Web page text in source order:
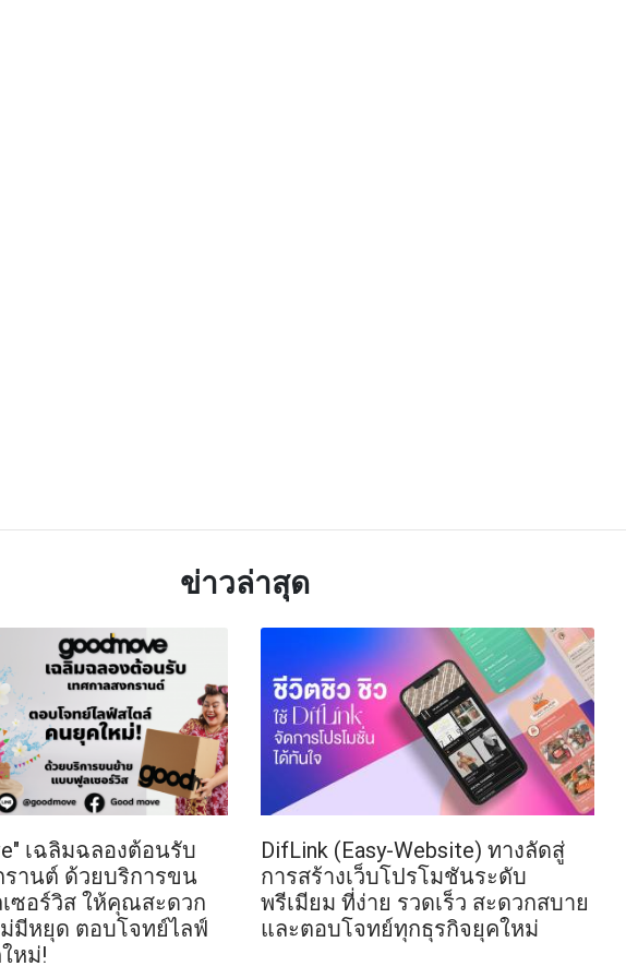
ข่าวล่าสุด
เฉลิมฉลองต้อนรับ
รานต์ ด้วยบริการขน
ซอร์วิส ให้คุณสะดวก
มีหยุด ตอบโจทย์ไลฟ์
หม่!
DifLink (Easy-Website) ทางลัดสู่
การสร้างเว็บโปรโมชันระดับ
พรีเมียม ที่ง่าย รวดเร็ว สะดวกสบาย
และตอบโจทย์ทุกธุรกิจยุคใหม่